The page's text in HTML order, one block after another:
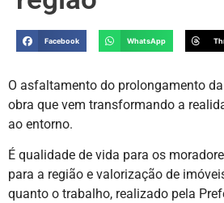
Facebook WhatsApp
O asfaltamento do prolongamento
obra que vem transformando a
ao entorno.
É qualidade de vida para os
para a região e valorização de
quanto o trabalho, realizado pela